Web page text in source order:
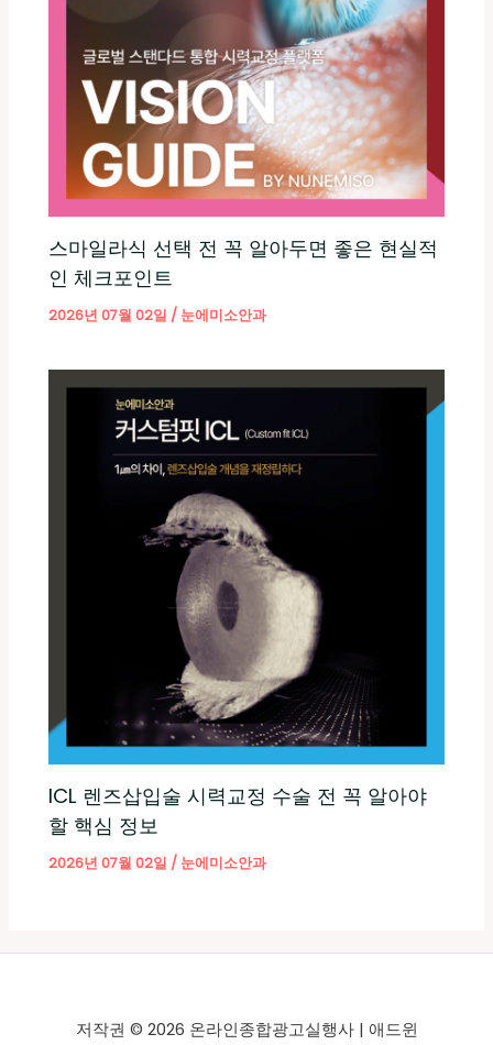
스마일라식 선택 전 꼭 알아두면 좋은 현실적
인 체크포인트
2026년 07월 02일 / 눈에미소안과
ICL 렌즈삽입술 시력교정 수술 전 꼭 알아야
할 핵심 정보
2026년 07월 02일 / 눈에미소안과
저작권 © 2026 온라인종합광고실행사 | 애드윈